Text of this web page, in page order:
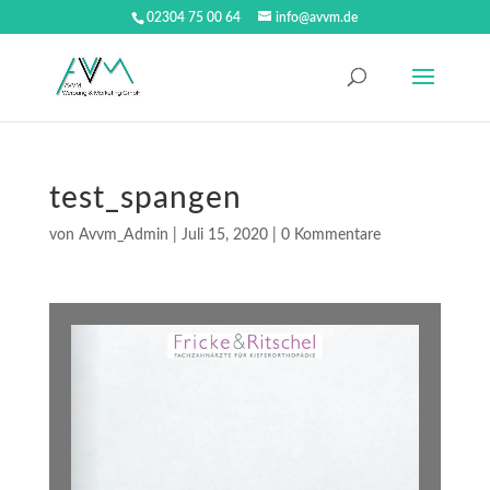
02304 75 00 64 info@avvm.de
test_spangen
von Avvm_Admin Juli 15, 2020| 0 Kommentare